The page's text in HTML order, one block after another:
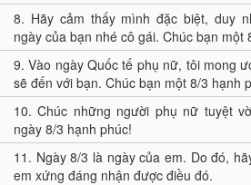
8. Hãy cảm thấy mình đặc biệt, duy
ngày của bạn nhé cô gái. Chúc bạn một
9.Vào ngày Quốc tế phụ nữ, tôi mong
sẽ đến với bạn. Chúc bạn một 8/3 hạnh
10.Chúc những người phụ nữ tuyệt
ngày 8/3 hạnh phúc!
11. Ngày 8/3 là ngày của em. Do đó,
em xứng đáng nhận được điều đó.